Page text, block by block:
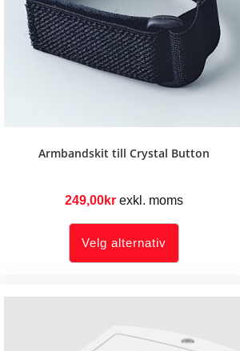
Armbandskit till Crystal Button
249,00kr exkl. moms
Velg alternativ
Dette
flere
kan